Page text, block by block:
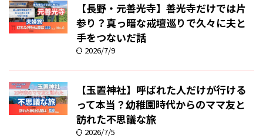
【長野・元善光寺】善光寺だけでは片
参り？真っ暗な戒壇巡りで久々に夫と
手をつないだ話
2026/7/9
【玉置神社】呼ばれた人だけが行ける
って本当？幼稚園時代からのママ友と
訪れた不思議な旅
2026/7/5